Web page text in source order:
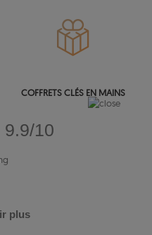
COFFRETS CLÉS EN MAINS
9.9/10
plus